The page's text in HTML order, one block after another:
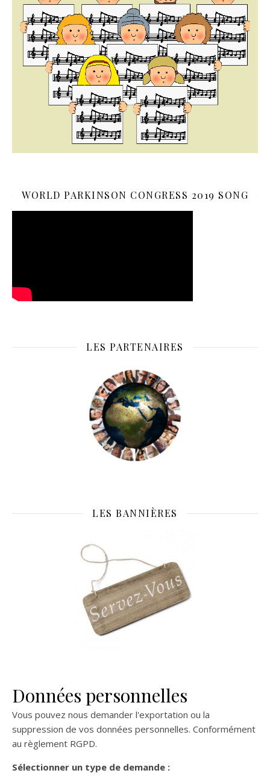
WORLD PARKINSON CONGRESS 2019 SONG
LES PARTENAIRES
LES BANNIÈRES
Données personnelles
Vous pouvez nous demander l'exportation ou la
suppression de vos données personnelles. Conformément
au règlement RGPD.
Sélectionner un type de demande :